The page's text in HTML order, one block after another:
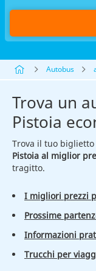
Autobus
Trova un
Pistoia
Trova il tuo
Pistoia al miglior
tragitto.
I migliori prezzi
Prossime
Informazioni
Trucchi per